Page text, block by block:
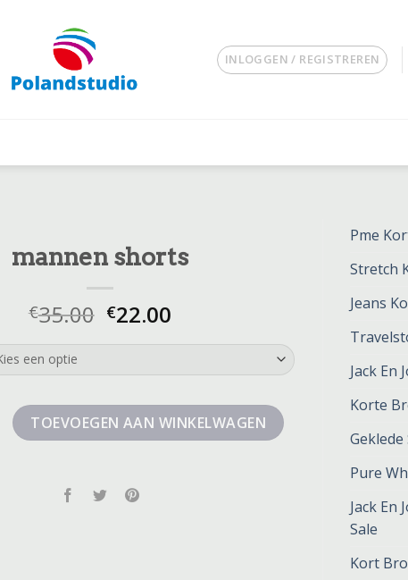
INLOGGEN / REGISTREREN
Pme
Stretch
Jeans
Jack En
Korte
Pure
Jack En
Sale
Kort
mannen shorts
€35.00 €22.00
aantal
TOEVOEGEN AAN WINKELWAGEN